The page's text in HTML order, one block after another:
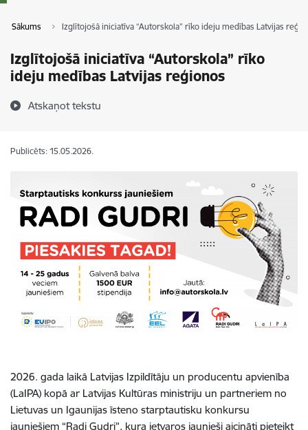
Sākums Izglītojošā iniciatīva “Autorskola” rīko ideju medības Latvijas
Izglītojošā iniciatīva “Autorskola” rīko
ideju medības Latvijas reģionos
Atskaņot tekstu
Publicēts: 15.05.2026.
2026. gada laikā Latvijas Izpildītāju un producentu apvienība
(LaIPA) kopā ar Latvijas Kultūras ministriju un partneriem no
Lietuvas un Igaunijas īsteno starptautisku konkursu
jauniešiem “Radi Gudri”, kura ietvaros jaunieši aicināti pieteikt